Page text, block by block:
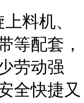
料机、
等配套，
劳动强
全快捷又